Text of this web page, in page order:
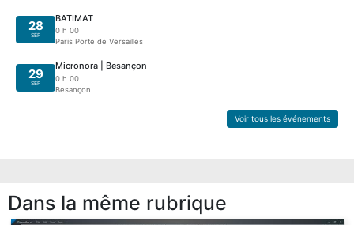
28
SEP
BATIMAT
0 h 00
Paris Porte de Versailles
29
SEP
Micronora | Besançon
0 h 00
Besançon
Voir tous les événements
Dans la même rubrique